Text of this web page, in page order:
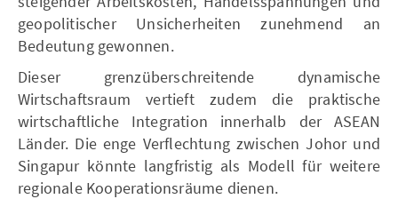
geopolitischer Unsicherheiten zunehmend an
Bedeutung gewonnen.
Dieser grenzüberschreitende dynamische
Wirtschaftsraum vertieft zudem die praktische
wirtschaftliche Integration innerhalb der ASEAN
Länder. Die enge Verflechtung zwischen Johor und
Singapur könnte langfristig als Modell für weitere
regionale Kooperationsräume dienen.